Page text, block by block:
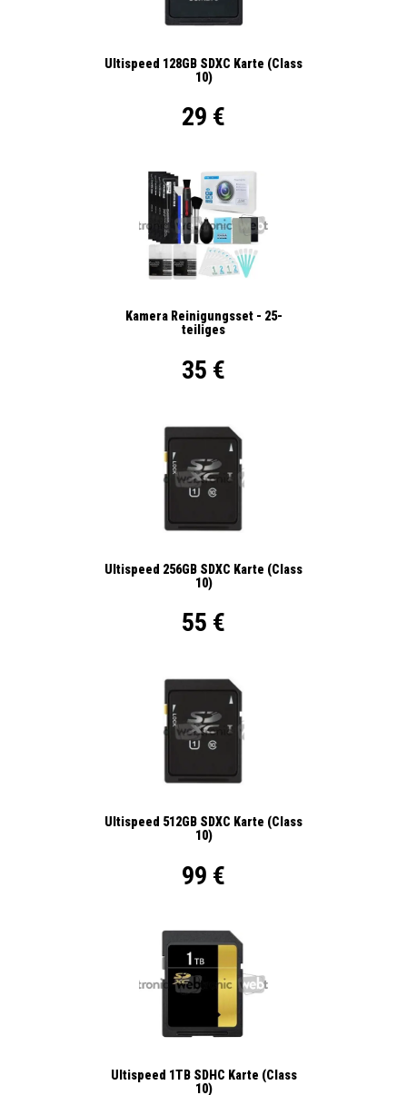
Ultispeed 128GB SDXC Karte (Class
10)
29 €
Kamera Reinigungsset - 25-
teiliges
35 €
Ultispeed 256GB SDXC Karte (Class
10)
55 €
Ultispeed 512GB SDXC Karte (Class
10)
99 €
Ultispeed 1TB SDHC Karte (Class
10)